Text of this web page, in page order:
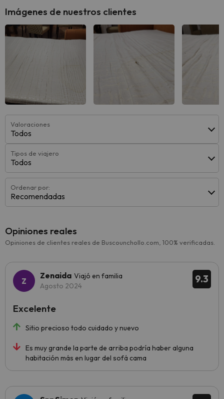
Imágenes de nuestros clientes
Valoraciones
Todos
Tipos de viajero
Todos
Ordenar por:
Recomendadas
Opiniones reales
Opiniones de clientes reales de Buscounchollo.com, 100% verificadas.
9.3
Zenaida Viajó en familia
Agosto 2024
Sitio precioso todo cuidado y nuevo
Es muy grande la parte de arriba podría haber alguna
habitación más en lugar del sofá cama
Excelente